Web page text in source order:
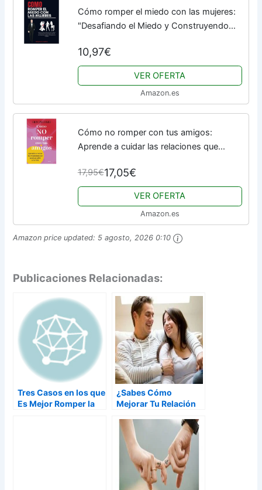
Cómo romper el miedo con las mujeres:
"Desafiando el Miedo y Construyendo
10,97€
VER OFERTA
Amazon.es
Cómo no romper con tus amigos:
Aprende a cuidar las relaciones que
superación)
17,95€17,05€
VER OFERTA
Amazon.es
Amazon price updated: 5 agosto, 2026 0:10
Publicaciones Relacionadas:
Tres Casos en los que
Es Mejor Romper la
¿Sabes Cómo
Mejorar Tu Relación